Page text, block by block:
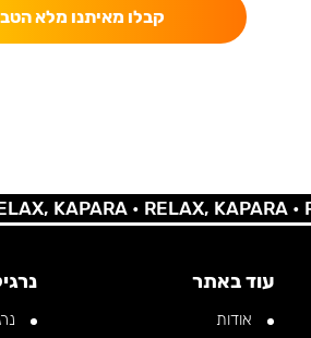
קבלו מאיתנו מלא
KAPARA •RELAX, KAPARA •
עוד באתר
אודות